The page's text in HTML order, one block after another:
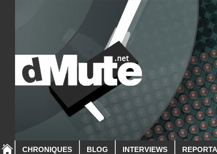
CHRONIQUES BLOG INTERVIEWS